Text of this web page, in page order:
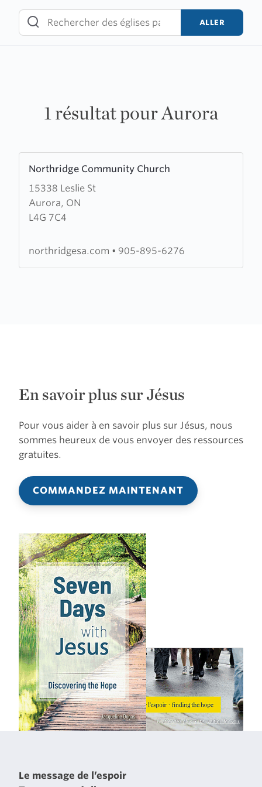
content
ALLER
1 résultat pour Aurora
Northridge Community Church
15338 Leslie St
Aurora, ON
L4G 7C4
more
about
Northridge
Community
northridgesa.com • 905-895-6276
En savoir plus sur Jésus
Pour vous aider à en savoir plus sur Jésus, nous
sommes heureux de vous envoyer des ressources
gratuites.
COMMANDEZ MAINTENANT
Le message de l’espoir